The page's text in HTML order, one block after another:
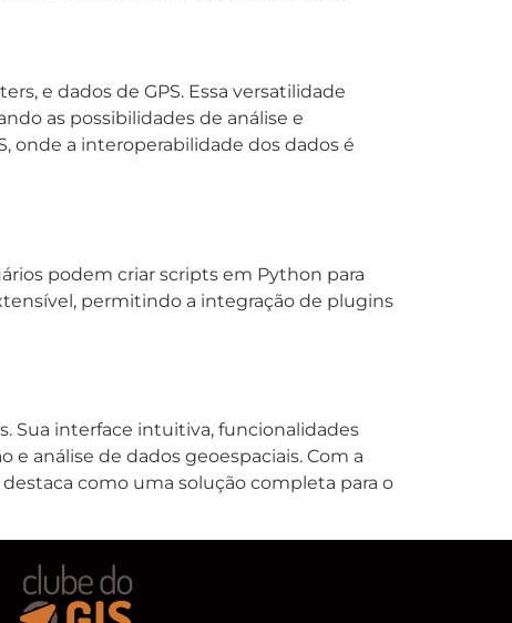
e dados de GPS. Essa versatilidade
as possibilidades de análise e
onde a interoperabilidade dos dados é
podem criar scripts em Python para
permitindo a integração de plugins
Sua interface intuitiva, funcionalidades
e análise de dados geoespaciais. Com a
como uma solução completa para o